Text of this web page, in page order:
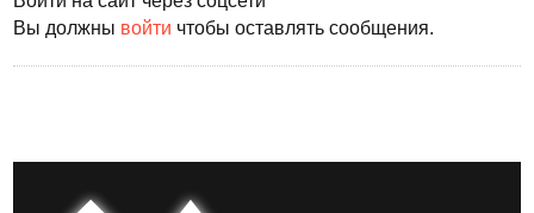
Вы должны войти чтобы оставлять сообщения.